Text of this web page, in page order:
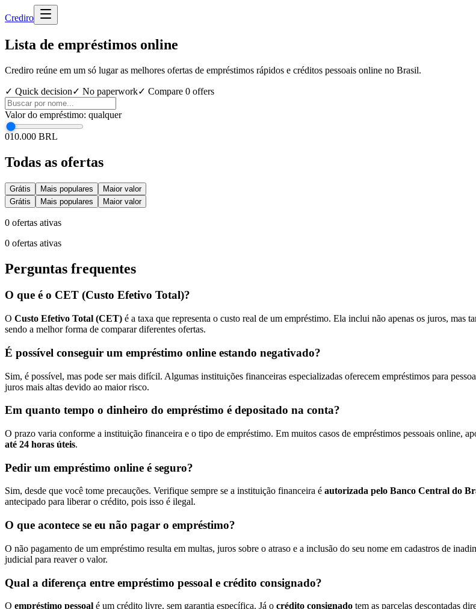
Crediro
Lista de empréstimos online
Crediro reúne em um só lugar as melhores ofertas de empréstimos rápidos e créditos pessoais online no Brasil.
✓ Quick decision✓ No paperwork✓ Compare 0 offers
Valor do empréstimo: qualquer
010.000 BRL
Todas as ofertas
Grátis Mais populares
Maior valor
Grátis
Mais populares Maior valor
0 ofertas ativas
0 ofertas ativas
Perguntas frequentes
O que é o CET (Custo Efetivo Total)?
O Custo Efetivo Total (CET) é a taxa que representa o custo real de um empréstimo. Ela inclui não apenas os juros,
sendo a melhor forma de comparar diferentes ofertas.
É possível conseguir um empréstimo online estando negativado?
Sim, é possível, mas pode ser mais difícil. Algumas instituições financeiras especializadas oferecem empréstimos para
juros mais altas devido ao maior risco.
Em quanto tempo o dinheiro do empréstimo é depositado na conta?
O prazo varia conforme a instituição financeira e o tipo de empréstimo. Em muitos casos de empréstimos pessoais online,
até 24 horas úteis.
Pedir um empréstimo online é seguro?
Sim, desde que você tome precauções. Verifique sempre se a instituição financeira é autorizada pelo Banco Central do
antecipado para liberar o crédito, pois isso é ilegal.
O que acontece se eu não pagar o empréstimo?
O não pagamento de um empréstimo resulta em multas, juros sobre o atraso e a inclusão do seu nome em cadastros de
judicial para reaver o valor.
Qual a diferença entre empréstimo pessoal e crédito consignado?
O empréstimo pessoal é um crédito livre, sem garantia específica. Já o crédito consignado tem as parcelas descontadas